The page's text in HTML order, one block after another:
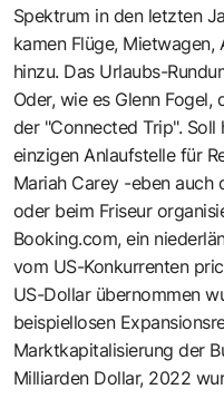
Spektrum in den letzten
kamen Flüge, Mietwagen,
hinzu. Das Urlaubs-
Oder, wie es Glenn
der "Connected Trip".
einzigen Anlaufstelle für
Mariah Carey -eben auch
oder beim Friseur
Booking.com, ein
vom US-Konkurrenten
US-Dollar übernommen
beispiellosen
Marktkapitalisierung der
Milliarden Dollar, 2022